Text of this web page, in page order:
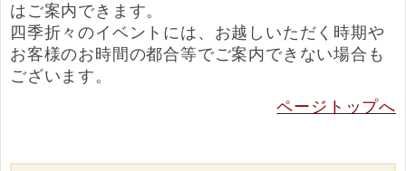
はご案内できます。
四季折々のイベントには、お越しいただく時期や
お客様のお時間の都合等でご案内できない場合も
ございます。
ページトップへ